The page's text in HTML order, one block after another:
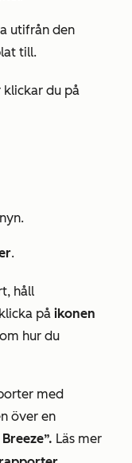
utifrån den
till.
du på
.
håll
på ikonen
hur du
med
över en
Breeze”. Läs mer